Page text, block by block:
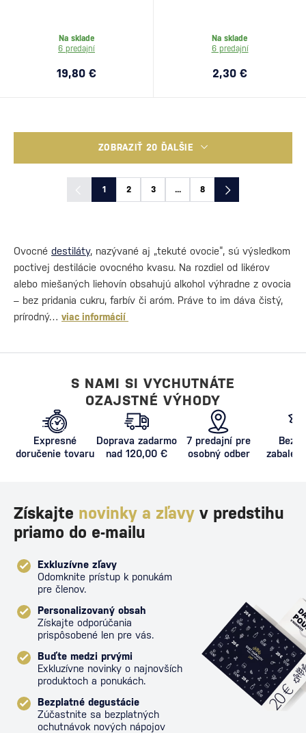
Na sklade
6 predajní
19,80 €
Na sklade
6 predajní
2,30 €
ZOBRAZIŤ 20 ĎALŠIE
1 2 3 ... 8
Ovocné destiláty, nazývané aj „tekuté ovocie“, sú výsledkom
poctivej destilácie ovocného kvasu. Na rozdiel od likérov
alebo miešaných liehovín obsahujú alkohol výhradne z ovocia
– bez pridania cukru, farbív či aróm. Práve to im dáva čistý,
prírodný… viac informácií
S NAMI SI VYCHUTNÁTE
OZAJSTNÉ VÝHODY
Expresné
doručenie tovaru
Doprava zadarmo
nad 120,00 €
7 predajní pre
osobný odber
Získajte novinky a zľavy v predstihu
priamo do e-mailu
Exkluzívne zľavy
Odomknite prístup k ponukám
pre členov.
Personalizovaný obsah
Získajte odporúčania
prispôsobené len pre vás.
Buďte medzi prvými
Exkluzívne novinky o najnovších
produktoch a ponukách.
Bezplatné degustácie
Zúčastnite sa bezplatných
ochutnávok nových nápojov